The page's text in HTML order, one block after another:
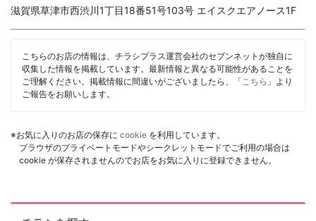
滋賀県草津市西渋川1丁目18番51号103号 エイスクエアノース1F
こちらのお店の情報は、チラシプラス運営会社のセブンネットが独自に
収集した情報を掲載しています。最新情報と異なる可能性があることを
ご理解ください。掲載情報に間違いがございましたら、「 こちら 」より
ご報告をお願いします。
※お気に入りのお店の保存に cookie を利用しています。
ブラウザのプライベートモードやシークレットモードでご利用の場合は
cookie が保存されませんのでお店をお気に入りに登録できません。